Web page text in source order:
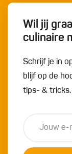
Wil jij
culinaire
Schrijf je in
blijf op de
tips- & tricks.